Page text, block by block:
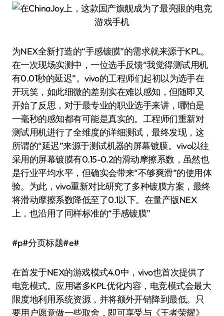
为NEX全新打造的“手感镀膜”的需求就来源于KPL。
在一次现场实测中，一位选手反馈“我觉得测试用机
有0.01秒的延迟”。vivo的工程师们起初以为选手在
开玩笑，如此细微的差别实在难以感知，但随即又
开始了反思，对于最专业的职业选手来讲，哪怕是
一毫秒的感知都有可能是真实的。工程师们重新对
测试用机进行了全维度的详细测试，最终发现，这
所谓的“延迟”来源于测试机器的屏幕镀膜。vivo以往
采用的屏幕镀膜有0.15-0.2的滑动摩擦系数，虽然也
是行业平均水平，但确实会带来“不够爽滑”的使用体
验。为此，vivo重新对比研究了多种镀膜方案，最终
将滑动摩擦系数降低至了0.1以下。在量产版NEX
上，也沿用了同样标准的“手感镀膜”
#p#分页标题#e#
在首发于NEX的游戏模式4.0中，vivo也首次提供了
电竞模式。应用诸多KPL优化内容，电竞模式会最大
限度地利用系统资源，并将额外开销降到最低。只
要用户愿意做一些取舍，即可享受与《王者荣耀》